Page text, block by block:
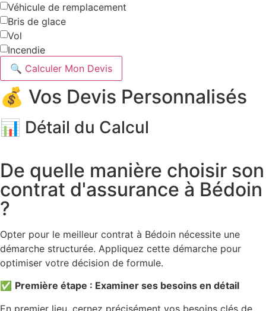
Véhicule de remplacement
Bris de glace
Vol
Incendie
🔍 Calculer Mon Devis
💰 Vos Devis Personnalisés
📊 Détail du Calcul
De quelle manière choisir son
contrat d'assurance à Bédoin
?
Opter pour le meilleur contrat à Bédoin nécessite une
démarche structurée. Appliquez cette démarche pour
optimiser votre décision de formule.
✅ Première étape : Examiner ses besoins en détail
En premier lieu, cernez précisément vos besoins clés de